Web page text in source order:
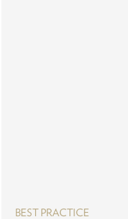
BEST PRACTICE